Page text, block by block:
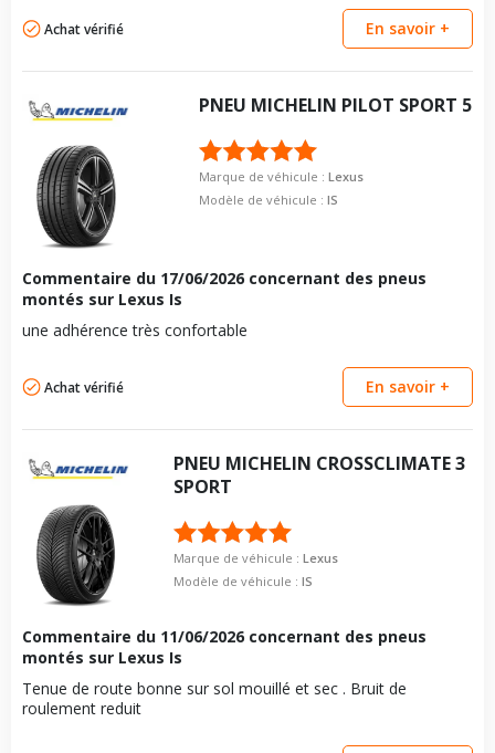
Achat vérifié En savoir +
PNEU MICHELIN PILOT SPORT 5
Marque de véhicule : Lexus
Modèle de véhicule : IS
Commentaire du 17/06/2026 concernant des pneus
montés sur Lexus Is
une adhérence très confortable
Achat vérifié En savoir +
PNEU MICHELIN CROSSCLIMATE 3
SPORT
Marque de véhicule : Lexus
Modèle de véhicule : IS
Commentaire du 11/06/2026 concernant des pneus
montés sur Lexus Is
Tenue de route bonne sur sol mouillé et sec . Bruit de
roulement reduit